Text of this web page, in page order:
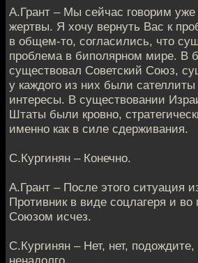
А.Грант – Мы сейчас говорим уже
жертвы. Я хочу вернуть Вас к
в общем-то, согласились, что
проблема в биполярном мире. В
существовал Советский Союз,
у каждого из них были
интересы. В существовании
Штаты были кровно,
именно как в силе сдерживания.
С.Кургинян – Конечно.
А.Грант – После этого ситуация
Противник в виде соцлагеря и во
Союзом исчез.
С.Кургинян – Нет, нет, подождите,